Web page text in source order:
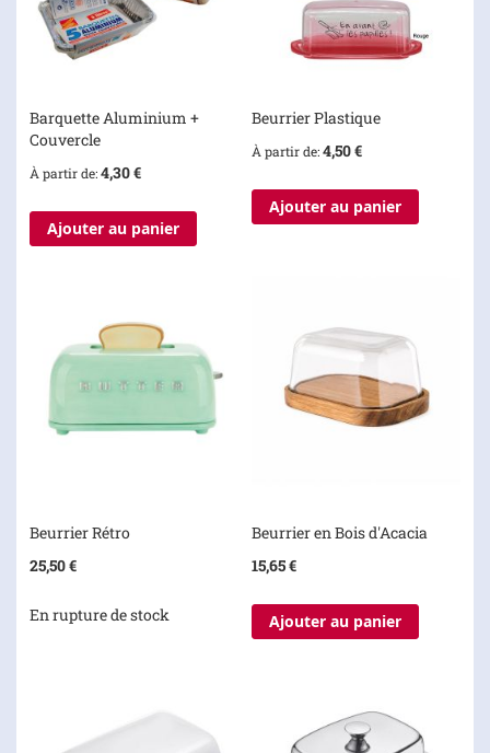
Barquette Aluminium +
Couvercle
À partir de 4,30 €
Ajouter au panier
Beurrier Plastique
À partir de 4,50 €
Ajouter au panier
Beurrier Rétro
25,50 €
En rupture de stock
Beurrier en Bois d'Acacia
15,65 €
Ajouter au panier